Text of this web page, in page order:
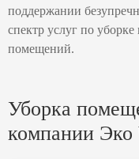
поддержании
спектр услуг по
помещений.
Уборка
компании Эко